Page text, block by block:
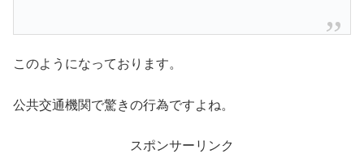
このようになっております。
公共交通機関で驚きの行為ですよね。
スポンサーリンク